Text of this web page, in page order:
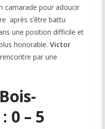
camarade pour adoucir
après s’être battu
une position difficile et
honorable. Victor
par une
0 – 5